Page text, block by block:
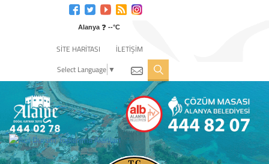
Alanya ❓ --°C
SİTE HARİTASI
İLETİŞİM
Select Language ▼